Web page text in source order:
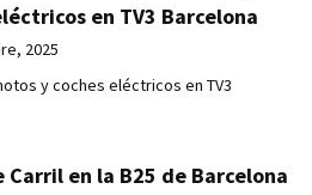
en TV3 Barcelona
2025
y coches eléctricos en TV3
Carril en la B25 de Barcelona